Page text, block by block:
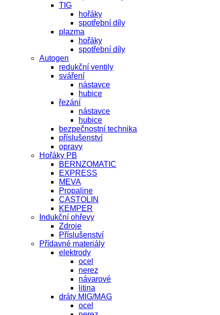
TIG
hořáky
spotřební díly
plazma
hořáky
spotřební díly
Autogen
redukční ventily
sváření
nástavce
hubice
řezání
nástavce
hubice
bezpečnostní technika
příslušenství
opravy
Hořáky PB
BERNZOMATIC
EXPRESS
MEVA
Propaline
CASTOLIN
KEMPER
Indukční ohřevy
Zdroje
Příslušenství
Přídavné materiály
elektrody
ocel
nerez
návarové
litina
dráty MIG/MAG
ocel